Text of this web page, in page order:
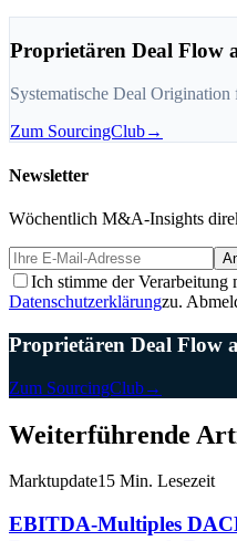
Proprietären Deal Flow
Systematische Deal
Zum SourcingClub→
Newsletter
Wöchentlich M&A-Insights
Ich stimme der Verarbeitung
Datenschutzerklärungzu.
Proprietären Deal Flow
Zum SourcingClub→
Weiterführende
Marktupdate15 Min. Lesezeit
EBITDA-Multiples